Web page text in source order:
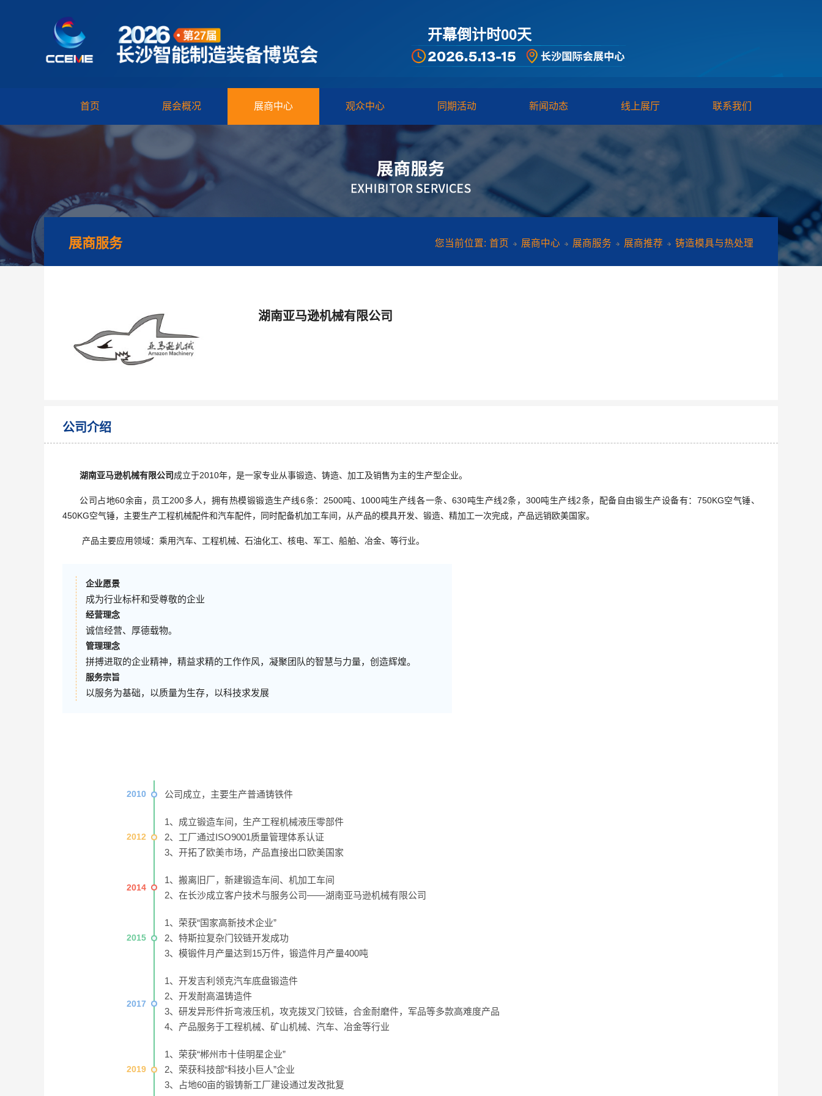
开幕倒计时00天
首页 展会概况 展商中心 观众中心 同期活动 新闻动态 线上展厅 联系我们
您当前位置:首页 展商中心 展商服务 展商推荐 铸造模具与热处理
展商服务 您当前位置: 首页 展商中心 展商服务 展商推荐 铸造模具与热处理
展商服务
湖南亚马逊机械有限公司
公司介绍
湖南亚马逊机械有限公司成立于2010年，是一家专业从事锻造、铸造、加工及销售为主的生产型企业。
公司占地60余亩，员工200多人，拥有热模锻锻造生产线6条：2500吨、1000吨生产线各一条、630吨生产线2条，300吨生产线2条，配备自由锻生产设备有：750KG空气锤、
450KG空气锤，主要生产工程机械配件和汽车配件，同时配备机加工车间，从产品的模具开发、锻造、精加工一次完成，产品远销欧美国家。
产品主要应用领域：乘用汽车、工程机械、石油化工、核电、军工、船舶、冶金、等行业。
企业愿景
成为行业标杆和受尊敬的企业
经营理念
诚信经营、厚德载物。
管理理念
拼搏进取的企业精神，精益求精的工作作风，凝聚团队的智慧与力量，创造辉煌。
服务宗旨
以服务为基础，以质量为生存，以科技求发展
2010 公司成立，主要生产普通铸铁件
2012
1、成立锻造车间，生产工程机械液压零部件
2、工厂通过ISO9001质量管理体系认证
3、开拓了欧美市场，产品直接出口欧美国家
2014
1、搬离旧厂，新建锻造车间、机加工车间
2、在长沙成立客户技术与服务公司——湖南亚马逊机械有限公司
2015
1、荣获“国家高新技术企业”
2、特斯拉复杂门铰链开发成功
3、模锻件月产量达到15万件，锻造件月产量400吨
2017
1、开发吉利领克汽车底盘锻造件
2、开发耐高温铸造件
3、研发异形件折弯液压机，攻克拨叉门铰链，合金耐磨件，军品等多款高难度产品
4、产品服务于工程机械、矿山机械、汽车、冶金等行业
2019
1、荣获“郴州市十佳明星企业”
2、荣获科技部“科技小巨人”企业
3、占地60亩的锻铸新工厂建设通过发改批复